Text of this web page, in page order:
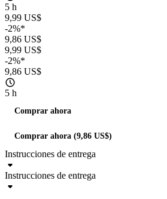
5 h
9,99 US$
-2%*
9,86 US$
9,99 US$
-2%*
9,86 US$
5 h
Comprar ahora
Comprar ahora (9,86 US$)
Instrucciones de entrega
Instrucciones de entrega